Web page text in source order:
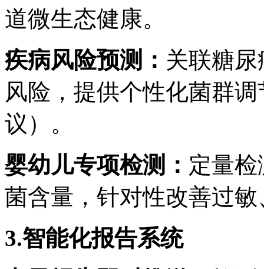
道微生态健康。
疾病风险预测 ： 关联糖
风险，提供个性化菌群
议）。
婴幼儿专项检测 ： 定量
菌含量，针对性改善过
3.智能化报告系统